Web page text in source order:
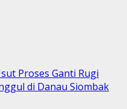
Proses Ganti Rugi
di Danau Siombak